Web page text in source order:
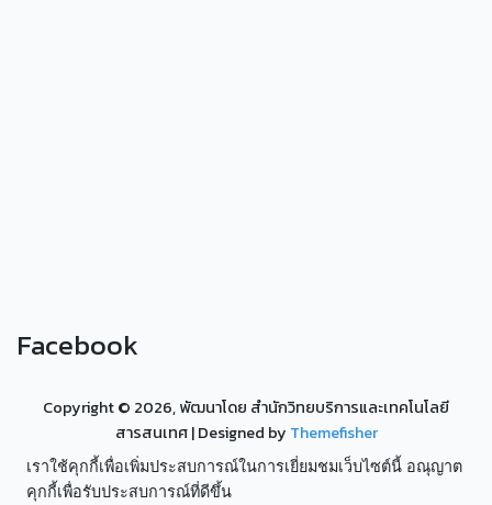
Facebook
Copyright © 2026, พัฒนาโดย สำนักวิทยบริการและเทคโนโลยี
สารสนเทศ| Designed by Themefisher
เราใช้คุกกี้เพื่อเพิ่มประสบการณ์ในการเยี่ยมชมเว็บไซต์นี้ อณุญาต
คุกกี้เพื่อรับประสบการณ์ที่ดีขึ้น